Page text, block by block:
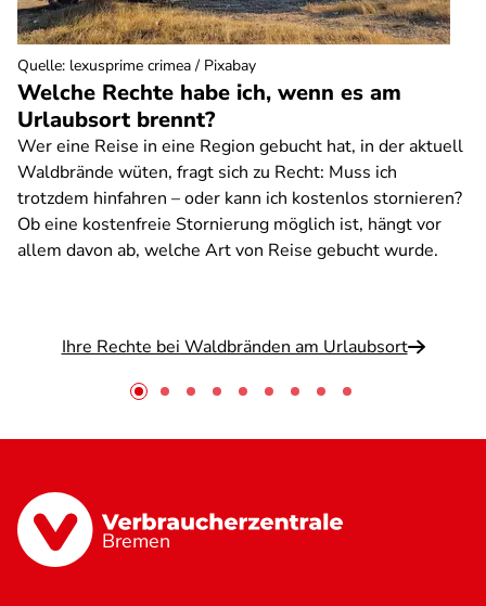
Welche Rechte habe ich, wenn es am
Urlaubsort brennt?
Wer eine Reise in eine Region gebucht hat, in der aktuell
Waldbrände wüten, fragt sich zu Recht: Muss ich
trotzdem hinfahren – oder kann ich kostenlos stornieren?
Ob eine kostenfreie Stornierung möglich ist, hängt vor
allem davon ab, welche Art von Reise gebucht wurde.
Ihre Rechte bei Waldbränden am Urlaubsort
Quelle: lexusprime crimea / Pixabay
Bremen